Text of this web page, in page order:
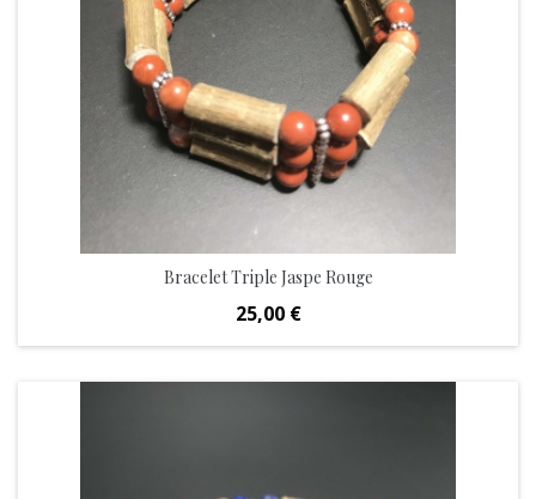
Bracelet Triple Jaspe Rouge
Prix
25,00 €